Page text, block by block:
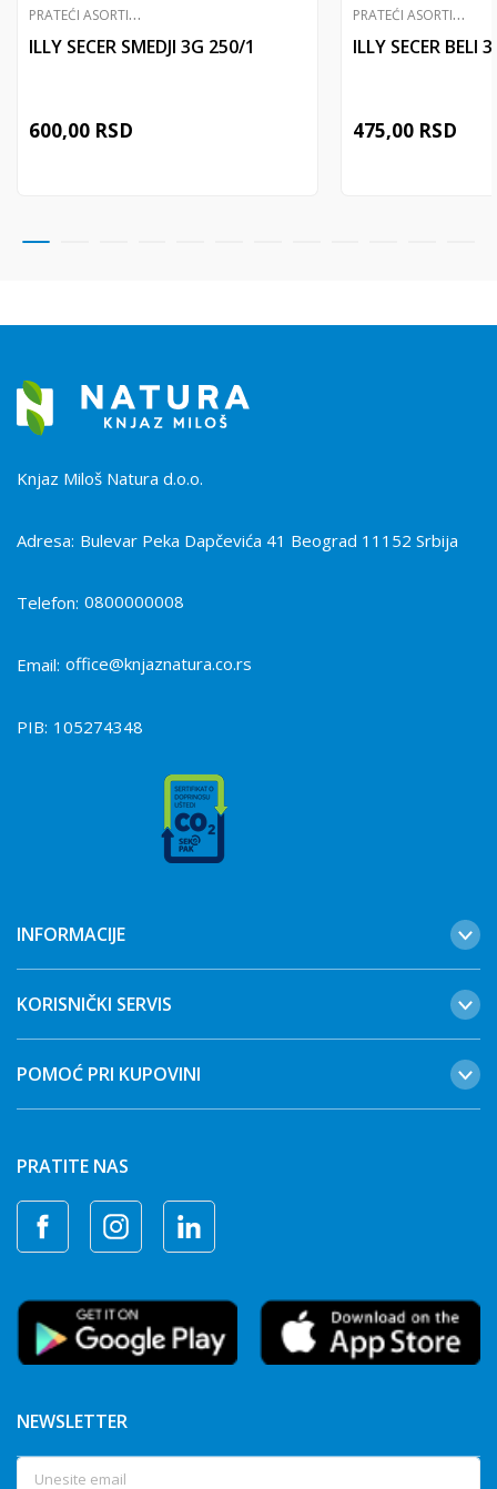
P
RATEĆI ASORTIMAN
ILLY SECER SMEDJI 3G 250/1
600,00 RSD
P
RATEĆI ASORTIMAN
ILLY SECER BELI
475,00 RSD
Knjaz Miloš Natura d.o.o.
Adresa: Bulevar Peka Dapčevića 41 Beograd 11152 Srbija
Telefon: 0800000008
Email: office@knjaznatura.co.rs
PIB: 105274348
INFORMACIJE
KORISNIČKI SERVIS
POMOĆ PRI KUPOVINI
PRATITE NAS
NEWSLETTER